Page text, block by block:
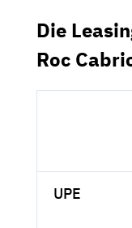
Die
Roc
UPE